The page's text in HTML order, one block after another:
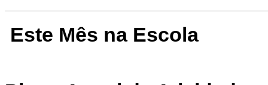
Este Mês na Escola